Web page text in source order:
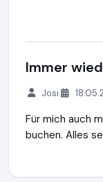
Immer
Josi
Für mich auch
buchen. Alles